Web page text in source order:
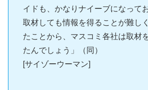
イドも、かなりナイーブになって
取材しても情報を得ることが難し
たことから、マスコミ各社は取材
たんでしょう」（同）
[サイゾーウーマン]